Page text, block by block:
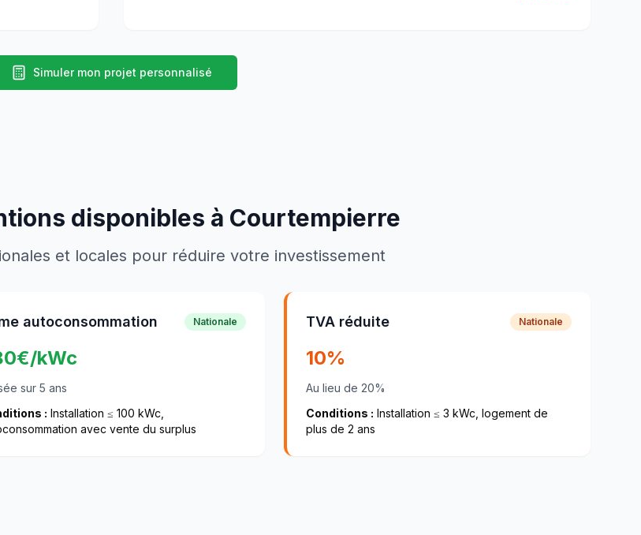
Simuler mon projet personnalisé
disponibles à Courtempierre
et locales pour réduire votre investissement
autoconsommation Nationale
€/kWc
sur 5 ans
: Installation ≤ 100 kWc,
avec vente du surplus
TVA réduite Nationale
10%
Au lieu de 20%
Conditions : Installation ≤ 3 kWc, logement de
plus de 2 ans